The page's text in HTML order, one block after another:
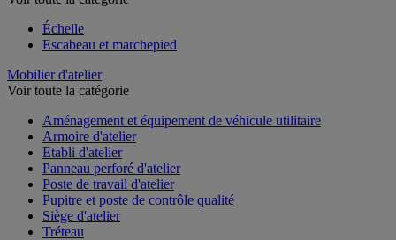
Échelle
Escabeau et marchepied
Mobilier d'atelier
Voir toute la catégorie
Aménagement et équipement de véhicule utilitaire
Armoire d'atelier
Etabli d'atelier
Panneau perforé d'atelier
Poste de travail d'atelier
Pupitre et poste de contrôle qualité
Siège d'atelier
Tréteau